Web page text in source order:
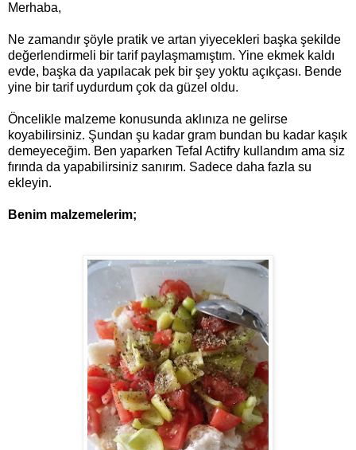
Merhaba,
Ne zamandır şöyle pratik ve artan yiyecekleri başka şekilde
değerlendirmeli bir tarif paylaşmamıştım. Yine ekmek kaldı
evde, başka da yapılacak pek bir şey yoktu açıkçası. Bende
yine bir tarif uydurdum çok da güzel oldu.
Öncelikle malzeme konusunda aklınıza ne gelirse
koyabilirsiniz. Şundan şu kadar gram bundan bu kadar kaşık
demeyeceğim. Ben yaparken Tefal Actifry kullandım ama siz
fırında da yapabilirsiniz sanırım. Sadece daha fazla su
ekleyin.
Benim malzemelerim;